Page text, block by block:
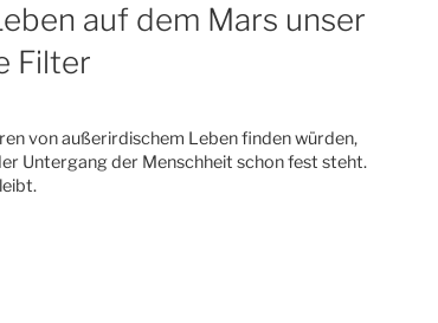
auf dem Mars unser
Filter
Cookies zu
von außerirdischem Leben finden würden,
Untergang der Menschheit schon fest steht.